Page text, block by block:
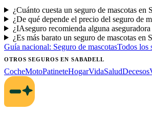
¿Cuánto cuesta un seguro de mascotas en
¿De qué depende el precio del seguro de
¿IAseguro recomienda alguna
¿Es más barato un seguro de mascotas en
Guía nacional: Seguro de mascotasTodos los
OTROS SEGUROSEN SABADELL
CocheMotoPatineteHogarVidaSaludDecesos